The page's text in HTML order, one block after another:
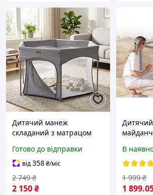
Дитячий манеж
складаний з матрацом
блискавці та відкидним
бортиком сірий
Готово до відправки
від358₴/міс
2 150₴
2 749 ₴
В
1 899
1 999 ₴